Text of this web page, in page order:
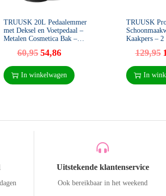
TRUUSK 20L Pedaalemmer
met Deksel en Voetpedaal –
Metalen Cosmetica Bak –
Voor Woonkamer en Kantoor –
60,95 54,86
In winkelwagen
TRUUSK
Kaakpers – 2
129,95
In
Uitstekende klantenservice
Ook bereikbaar in het weekend